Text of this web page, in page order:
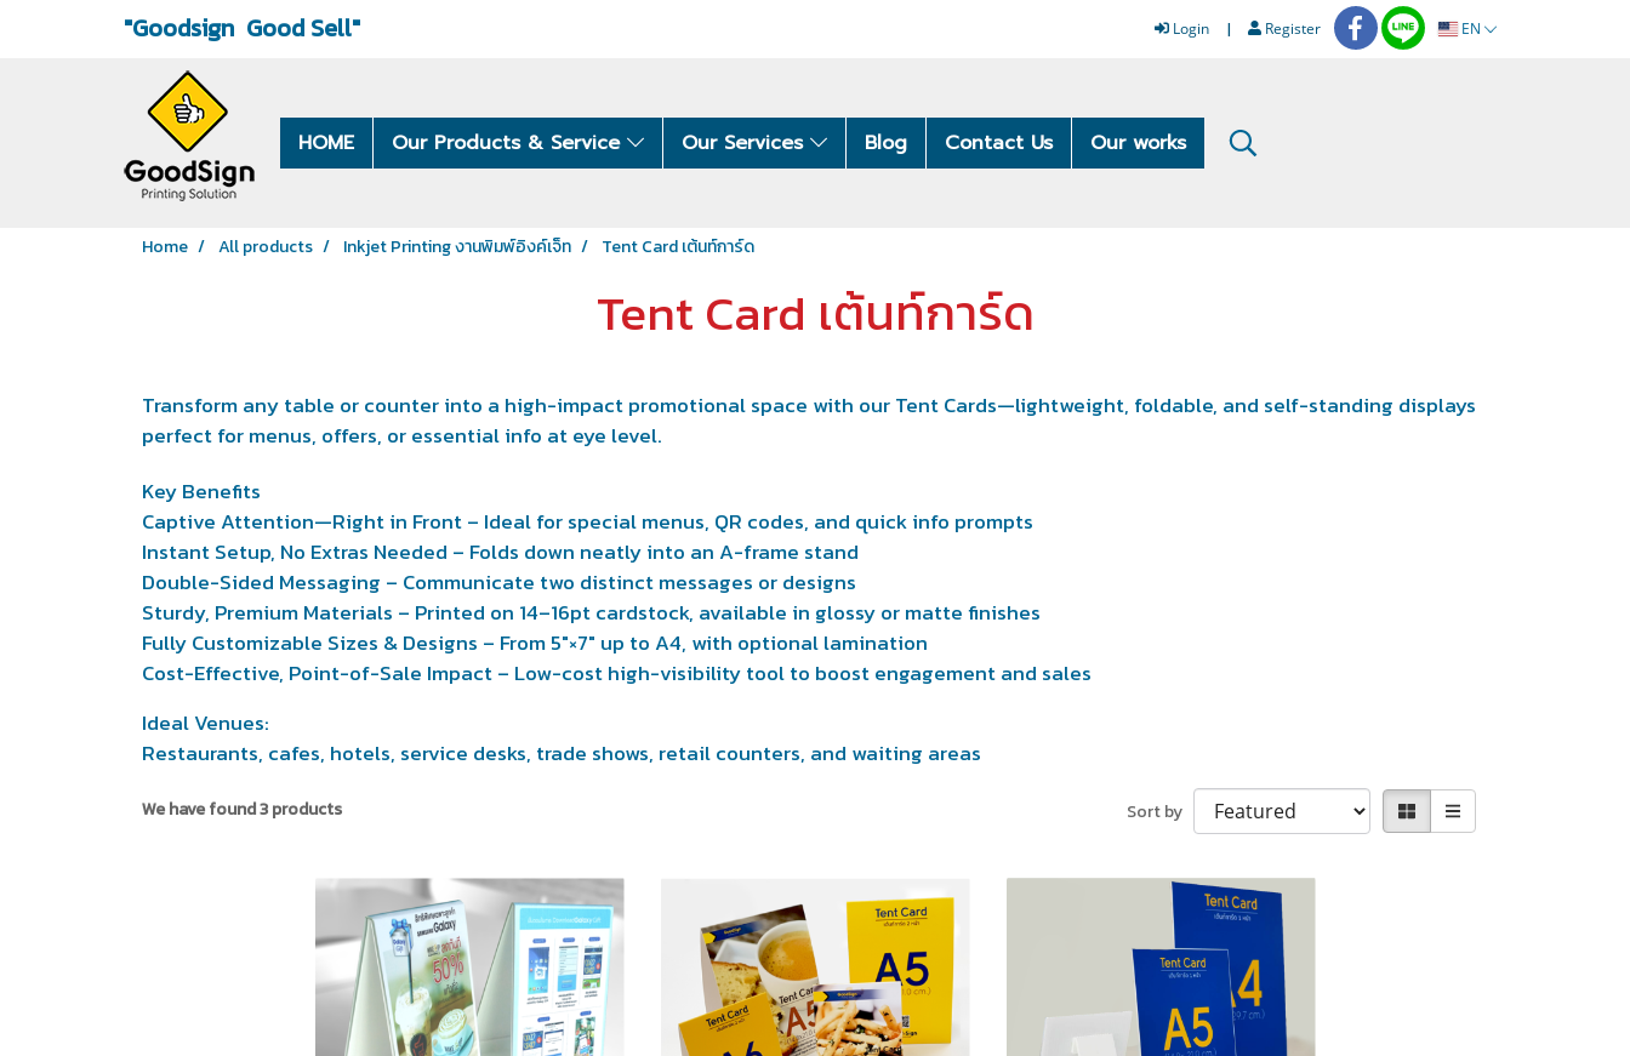
"Goodsign Good Sell" Login Register EN
HOME Our Products & Service Our Services Blog Contact Us Our works
Home All products Inkjet Printing งานพิมพ์อิงค์เจ็ท Tent Card เต้นท์การ์ด
Tent Card เต้นท์การ์ด
Transform any table or counter into a high-impact promotional space with our Tent Cards—lightweight, foldable, and self-standing displays
perfect for menus, offers, or essential info at eye level.
Key Benefits
Captive Attention—Right in Front – Ideal for special menus, QR codes, and quick info prompts
Instant Setup, No Extras Needed – Folds down neatly into an A-frame stand
Double-Sided Messaging – Communicate two distinct messages or designs
Sturdy, Premium Materials – Printed on 14–16pt cardstock, available in glossy or matte finishes
Fully Customizable Sizes & Designs – From 5″×7″ up to A4, with optional lamination
Cost-Effective, Point-of-Sale Impact – Low-cost high-visibility tool to boost engagement and sales
Ideal Venues:
Restaurants, cafes, hotels, service desks, trade shows, retail counters, and waiting areas
We have found 3 products Sort by